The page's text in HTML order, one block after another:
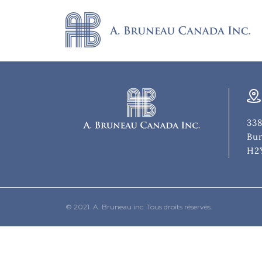
© 2021. A. Bruneau inc. Tous droits réservés.